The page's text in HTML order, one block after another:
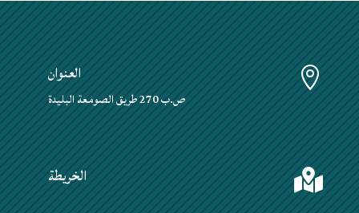
 العنوان
ص.ب 270 طريق الصومعة البليدة
 الخريطة